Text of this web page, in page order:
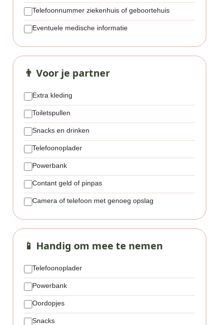
Telefoonnummer ziekenhuis of geboortehuis
Eventuele medische informatie
👨 Voor je partner
Extra kleding
Toiletspullen
Snacks en drinken
Telefoonoplader
Powerbank
Contant geld of pinpas
Camera of telefoon met genoeg opslag
📱 Handig om mee te nemen
Telefoonoplader
Powerbank
Oordopjes
Snacks